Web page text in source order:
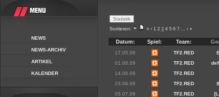
NEWS
NEWS-ARCHIV
ARTIKEL
KALENDER
Sortieren: « ‹ 1 2 3 4 5 6 7 ... › »
Datum: Spiel: Team:
17.05.09 TF2.RED
01.06.09
TF2.RED
14.06.09
TF2.RED
23.06.09
TF2.RED
05.07.09
TF2.RED